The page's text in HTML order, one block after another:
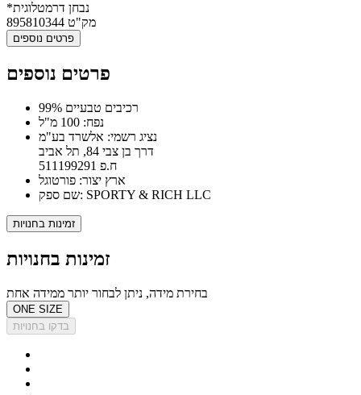
*נבחן דרמטלוגית
מק"ט 895810344
פרטים נוספים
פרטים נוספים
99% רכיבים טבעיים
נפח: 100 מ"ל
נציג רשמי: אלשרד בע"מ
דרך בן צבי 84, תל אביב
ח.פ 511199291
ארץ יצור: פורטוגל
שם ספק: SPORTY & RICH LLC
זמינות בחנויות
זמינות בחנויות
בחירת מידה, ניתן לבחור יותר ממידה אחת
ONE SIZE
בדקו בחנויות